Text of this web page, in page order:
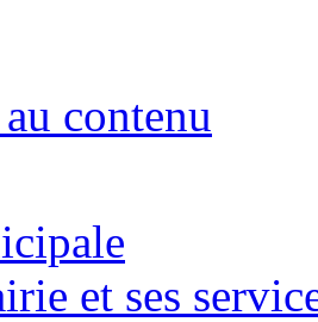
contenu
et ses